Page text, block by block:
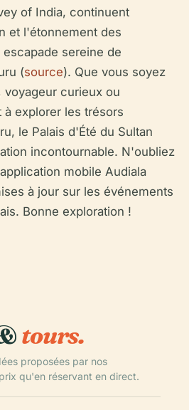
of India, continuent
et l'étonnement des
sereine de
(source). Que vous soyez
curieux ou
explorer les trésors
le Palais d'Été du Sultan
incontournable. N'oubliez
mobile Audiala
à jour sur les événements
Bonne exploration !
tours.
proposées par nos
qu'en réservant en direct.